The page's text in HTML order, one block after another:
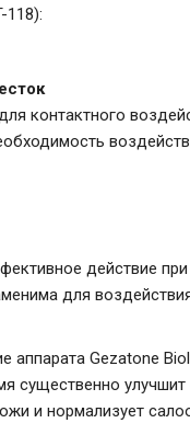
118):
контактного
действие
для
аппарата Gezatone
существенно улучшит
и нормализует